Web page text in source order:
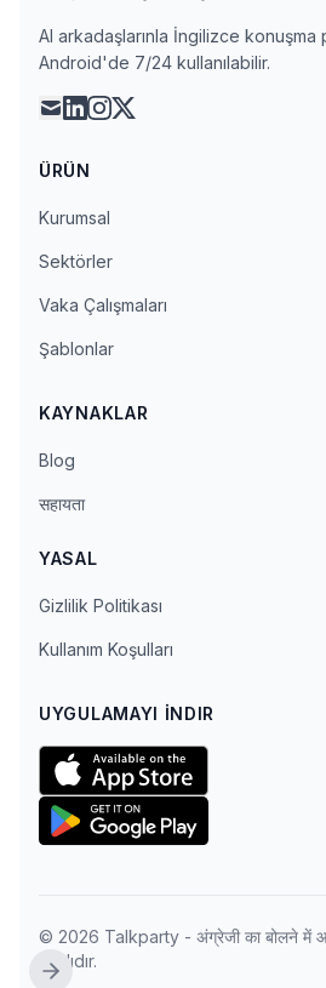
AI arkadaşlarınla İngilizce konuşma
Android'de 7/24 kullanılabilir.
maillinkedin
instagram
x
ÜRÜN
Kurumsal
Sektörler
Vaka Çalışmaları
Şablonlar
KAYNAKLAR
Blog
सहायता
YASAL
Gizlilik Politikası
Kullanım Koşulları
UYGULAMAYI İNDIR
© 2026 Talkparty - अंग्रेजी का बोलने में
saklıdır.